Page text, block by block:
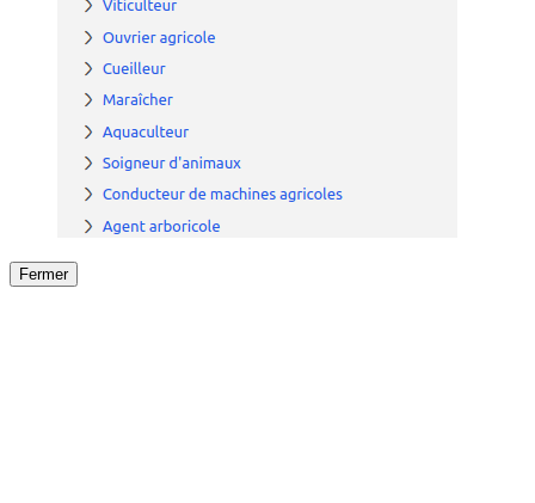
Fermer